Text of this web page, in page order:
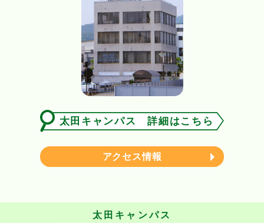
太田キャンパス 詳細はこちら
アクセス情報
太田キャンパス